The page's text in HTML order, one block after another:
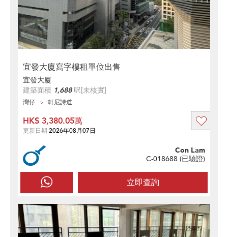
宜發大廈寫字樓租單位出售
宜發大廈
建築面積 1,688呎[未核實]
灣仔 軒尼詩道
立即查詢
Con Lam
C-018688 (已驗證)
HK$ 3,380.05萬
更新日期 2026年08月07日